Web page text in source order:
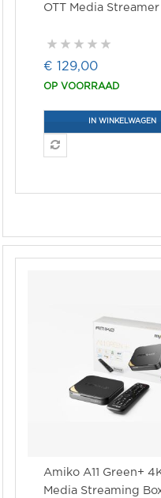
OTT Media Streamer
€ 129,00
OP VOORRAAD
IN WINKELWAGEN
Amiko A11 Green+
Media Streaming